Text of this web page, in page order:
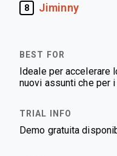
8 Jiminny
Ideale per accelerare
nuovi assunti che per
Demo gratuita